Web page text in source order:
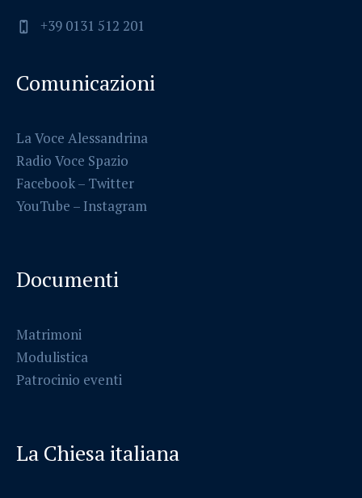
+39 0131 512 201
Comunicazioni
La Voce Alessandrina
Radio Voce Spazio
Facebook– Twitter
YouTube – Instagram
Documenti
Matrimoni
Modulistica
Patrocinio eventi
La Chiesa italiana